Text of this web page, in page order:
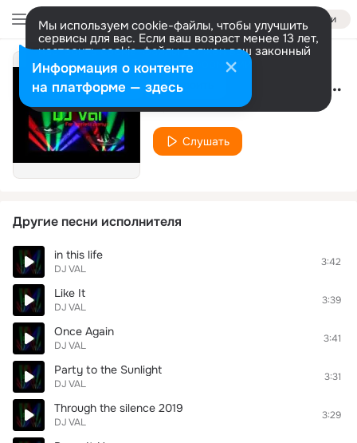
Войти
Мы используем cookie-файлы, чтобы улучшить
сервисы для вас. Если ваш возраст менее 13 лет,
настроить cookie-файлы должен ваш законный
представитель. Больше информации
Разрешить все Настроить Makes Me Wonder (Extended)
DJ VAL
Слушать
Другие песни исполнителя
in this life
DJ VAL
3:42
Like It
DJ VAL
3:39
Once Again
DJ VAL
3:41
Party to the Sunlight
DJ VAL
3:31
Through the silence 2019
DJ VAL
3:29
Информация о контенте
на платформе — здесь